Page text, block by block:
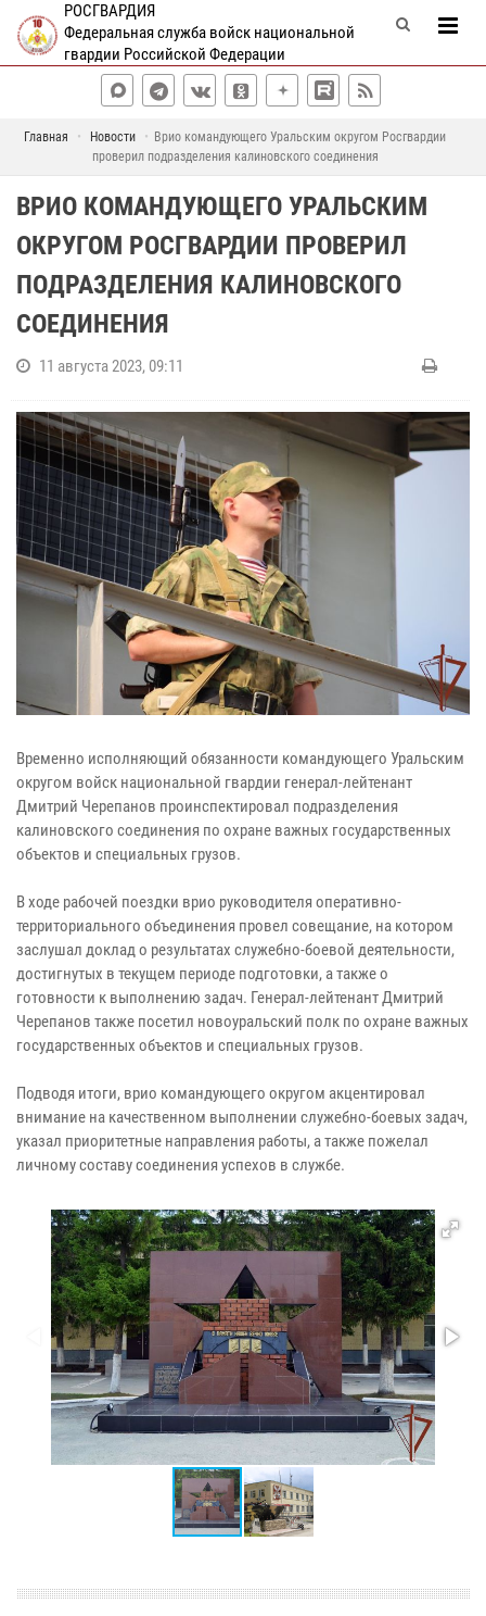
РОСГВАРДИЯ
Федеральная служба войск национальной
гвардии Российской Федерации
Главная Новости
Врио командующего Уральским округом Росгвардии
проверил подразделения калиновского соединения
ВРИО КОМАНДУЮЩЕГО УРАЛЬСКИМ
ОКРУГОМ РОСГВАРДИИ ПРОВЕРИЛ
ПОДРАЗДЕЛЕНИЯ КАЛИНОВСКОГО
СОЕДИНЕНИЯ
11 августа 2023, 09:11
Временно исполняющий обязанности командующего Уральским
округом войск национальной гвардии генерал-лейтенант
Дмитрий Черепанов проинспектировал подразделения
калиновского соединения по охране важных государственных
объектов и специальных грузов.
В ходе рабочей поездки врио руководителя оперативно-
территориального объединения провел совещание, на котором
заслушал доклад о результатах служебно-боевой деятельности,
достигнутых в текущем периоде подготовки, а также о
готовности к выполнению задач. Генерал-лейтенант Дмитрий
Черепанов также посетил новоуральский полк по охране важных
государственных объектов и специальных грузов.
Подводя итоги, врио командующего округом акцентировал
внимание на качественном выполнении служебно-боевых задач,
указал приоритетные направления работы, а также пожелал
личному составу соединения успехов в службе.